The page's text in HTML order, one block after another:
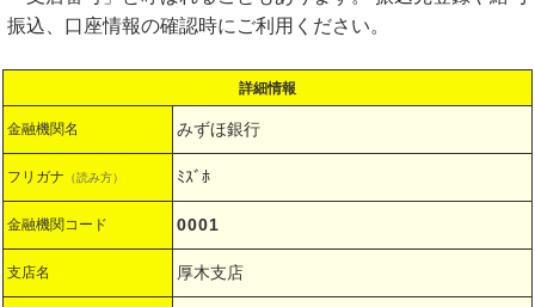
振込、口座情報の確認時にご利用ください。
詳細情報
金融機関名 みずほ銀行
フリガナ （読み方） ﾐｽﾞﾎ
金融機関コード 0001
支店名 厚木支店